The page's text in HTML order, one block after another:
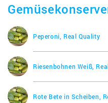
Peperoni, Real Quality
Riesenbohnen Weiß,
Rote Bete in Scheiben,